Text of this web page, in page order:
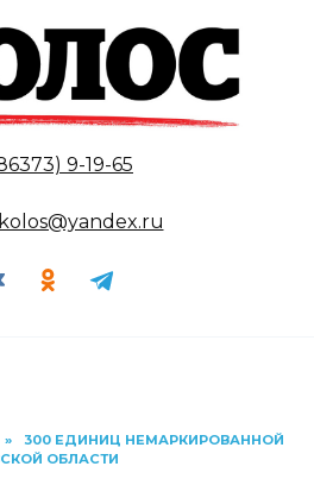
9-19-65
»
300 ЕДИНИЦ НЕМАРКИРОВАННОЙ
ОБЛАСТИ